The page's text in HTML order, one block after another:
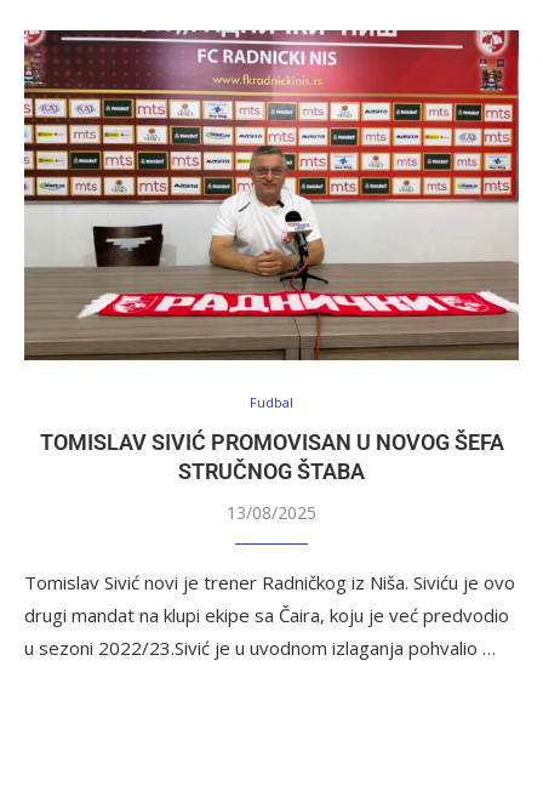
Fudbal
TOMISLAV SIVIĆ PROMOVISAN U NOVOG ŠEFA
STRUČNOG ŠTABA
13/08/2025
Tomislav Sivić novi je trener Radničkog iz Niša. Siviću je ovo
drugi mandat na klupi ekipe sa Čaira, koju je već predvodio
u sezoni 2022/23.Sivić je u uvodnom izlaganja pohvalio …